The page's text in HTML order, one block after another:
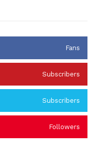
Fans
Subscribers
Subscribers
Followers